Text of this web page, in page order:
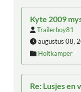
Kyte 2009
Trailerboy81
augustus 08,
Holtkamper
Re: Lusjes